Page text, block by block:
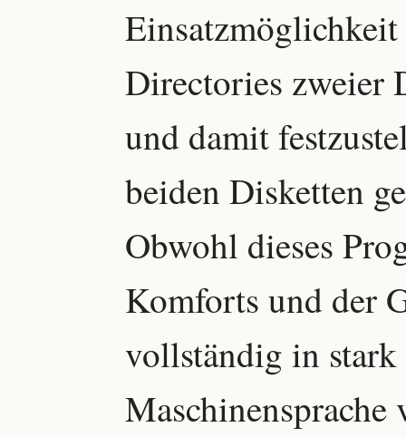
Directories zweier
und damit
beiden Disketten
Obwohl dieses
Komforts und der
vollständig in